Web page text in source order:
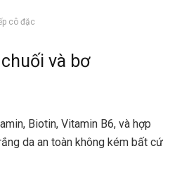
cô đặc
và bơ
Biotin, Vitamin B6, và hợp
da an toàn không kém bất cứ